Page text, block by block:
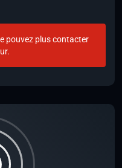
pouvez plus contacter